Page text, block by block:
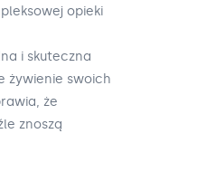
opieki
i skuteczna
żywienie swoich
że
znoszą